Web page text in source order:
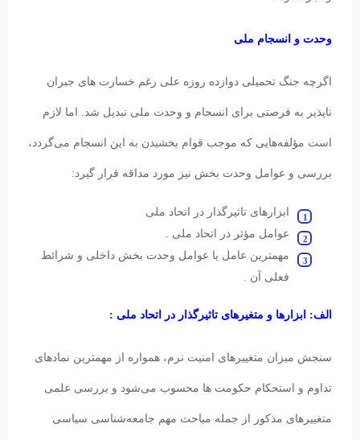
وحدت و انسجام ملی
اگرچه جنگ تحمیلی دوازده روزه علی رغم خسارت های جبران
ناپذیر به فرصتی برای انسجام و وحدت ملی تبدیل شد. اما لازم
است مؤلفه‌هایی که موجب قوام بخشیدن به این انسجام می‌گردد،
بررسی و عوامل وحدت بخش نیز مورد مداقه قرار گیرد:
ابزارهای تاثیرگذار در اتحاد ملی
عوامل مؤثر در اتحاد ملی .
مهمترین عامل یا عوامل وحدت بخش داخلی و شرائط
فعلی آن .
الف: ابزارها و متغیرهای تاثیرگذار در اتحاد ملی :
سنجش میزان متغییرهای امنیت نرم‌‌، همواره از مهمترین نمادهای
تداوم و استحکام حکومت ها محسوب می‌شود و بررسی علمی
متغییرهای مذکور از جمله مباحث مهم جامعه‌شناسی سیاسی